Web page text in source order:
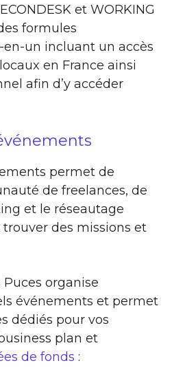
et WORKING
formules
un incluant un accès
en France ainsi
afin d’y accéder
permet de
de freelances, de
et le réseautage
trouver des missions et
Puces organise
événements et permet
dédiés pour vos
plan et
de fonds :